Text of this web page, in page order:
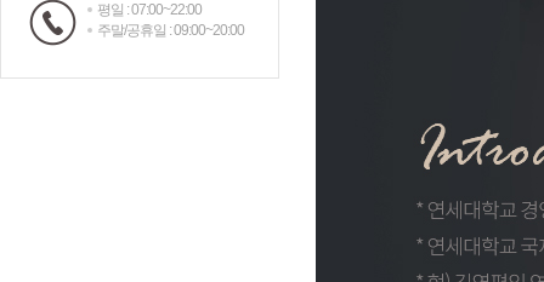
평일 : 07:00~22:00
주말/공휴일 : 09:00~20:00